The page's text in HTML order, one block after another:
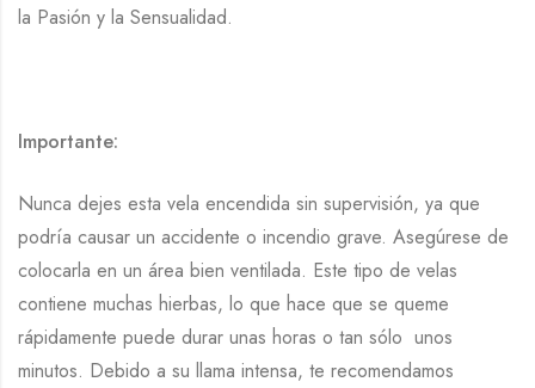
la Pasión y la Sensualidad.
Importante:
Nunca dejes esta vela encendida sin supervisión, ya que
podría causar un accidente o incendio grave. Asegúrese de
colocarla en un área bien ventilada. Este tipo de velas
contiene muchas hierbas, lo que hace que se queme
rápidamente puede durar unas horas o tan sólo unos
minutos. Debido a su llama intensa, te recomendamos